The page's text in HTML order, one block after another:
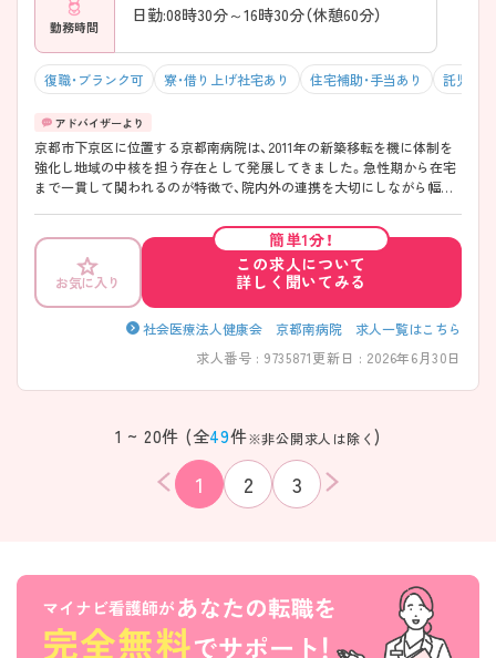
該当件数
条件を
検索する
勤務時間
日勤:08時30分～16時30分（休憩60分）
復職・ブランク可 寮・借り上げ社宅あり 住宅補助・手当あり 託児所
京都市下京区に位置する京都南病院は、2011年の新築移転を機に体制を
強化し地域の中核を担う存在として発展してきました。急性期から在宅
まで一貫して関われるのが特徴で、院内外の連携を大切にしながら幅広
やすさにも配慮されています！教育体制も整っており、プリセプター制度
や段階的な育成で経験に不安がある方も安心してスタートしやすい職場
――――――――――――――― 無理なく続けやすい勤務環境が魅力
です。 ・「週35時間勤務」で体力的にも安心 ・終業は16時30分と早め ・有給
取得率も高く計画的にお休み可能 → プライベートとの両立を大切にで
きます ――――――――――――――― ■ 未経験でも安心の育成体制
――――――――――――――― 一人ひとりに寄り添った教育環境で
す。 ・既卒者にもプリセプターを配置 ・教育専任の担当者が在籍 ・クリニ
――――――――――――――― ■ 幅広い医療を経験できる♪
――――――――――――――― 多様なフィールドでスキルアップが
可能です。 ・急性期～在宅まで一貫して関われる ・外来・入院・在宅の機
能を併せ持つ ・地域連携に深く関わる環境 → 幅広い視点を持った看護
師を目指せます ――――――――――――――― ■ 専門性も着実に深
お気に入り
簡単1分！
この求人について
詳しく聞いてみる
社会医療法人健康会 京都南病院 求人一覧はこちら
求人番号 : 9735871更新日 : 2026年6月30日
1 ~ 20件 (全49件※非公開求人は除く )
1 2 3